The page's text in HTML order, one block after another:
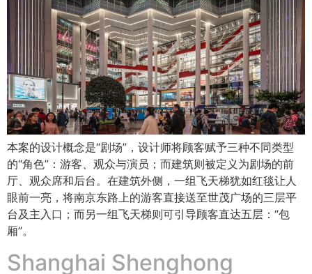
本案的设计概念是“剧场”，设计师将顾客赋予三种不同类型
的“角色”：游客、观众与演员；而建筑则被定义为剧场的前
厅、观众席和后台。在建筑外侧，一组飞天梯犹如红毯让人
眼前一亮，将南京东路上的游客直接送至世茂广场的三层平
台及主入口；而另一组飞天梯则可引导顾客直达五层：“包
厢”。
Shanghai Shenghong